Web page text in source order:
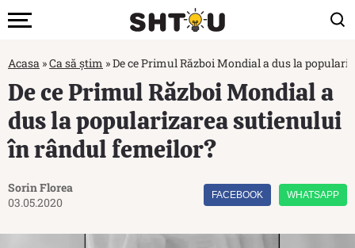
Acasa »Ca să știm »De ce Primul Război Mondial a dus la
De ce Primul Război Mondial a
dus la popularizarea sutienului
în rândul femeilor?
Sorin Florea
03.05.2020
FACEBOOK WHATSAPP